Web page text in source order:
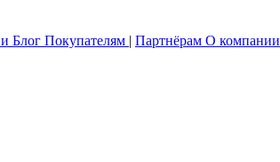
Блог Покупателям | Партнёрам О компании